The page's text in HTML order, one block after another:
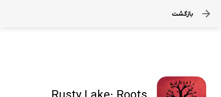
بازگشت